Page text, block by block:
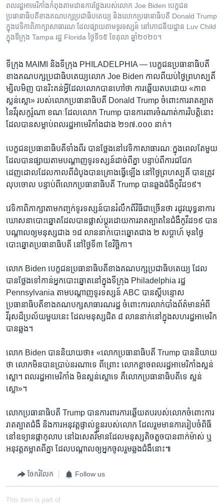
ទៅ​
កាន់​
ទំព័រ​
រក
ភាសា
ពលរដ្ឋអាមេរិកាំងកំពុងតាមដានការថ្លែងរបស់លោក Joe Biden បេក្ខជន
ប្រធានាធិបតីខាងគណបក្សប្រជាធិបតេយ្យ និងលោកប្រធានាធិបតី Donald Trump
ក្នុងវេទិកាពិភាក្សាសាធារណៈដែលផ្សាយតាមទូរទស្សន៍ នៅភោជនីយដ្ឋាន Luv Child
ក្នុងទីក្រុង Tampa រដ្ឋ Florida ថ្ងៃទី១៥ ខែតុលា ឆ្នាំ២០២០។
ទីក្រុង MAIMI និងទីក្រុង PHILADELPHIA — បេក្ខជន​ប្រធានាធិបតី​
ខាង​គណបក្ស​ប្រជាធិបតេយ្យ​លោក ​Joe Biden​ កាលពី​យប់​ថ្ងៃ​ព្រហស្បតិ៍​
ម្សិលមិញ​ បាន​រិះគន់​អ្វី​ដែល​លោក​បាន​ហៅ​ថា ការឆ្លើយតប​ដោយ​ «ភាព​
ស្លន់ស្លោ» របស់​លោក​ប្រធានាធិបតី Donald Trump ចំពោះ​ការរាតត្បាត​
នៃ​វីរុស​កូរ៉ូណា ខណៈដែល​លោក Trump ​បាន​ការពារ​ចំណាត់ការ​វិបត្តិនោះ ​
ដែល​បាន​សម្លាប់​ពលរដ្ឋ​អាមេរិកាំង​ជាង​ ២១៧.០០០​ នាក់។
បេក្ខជន​ប្រធានាធិបតី​ទាំង​ពីរ បាន​ថ្លែង​នៅ​វេទិកា​សាធារណៈ​ក្នុង​ពេល​តែ​មួយ
​ដែល​បាន​ផ្សាយ​តាម​បណ្តាញ​ទូរទស្សន៍​ដាច់​ពីគ្នា​ បន្ទាប់ពី​ការជជែក​
ដេញដោល​ដែល​កាលពី​ដំបូងបាន​គ្រោង​ធ្វើ​ឡើង​ នៅ​ថ្ងៃ​ព្រហស្បតិ៍ បាន​ត្រូវ​
លុបចោល​ បន្ទាប់ពី​លោក​ប្រធានាធិបតី Trump បាន​ឆ្លង​ជំងឺ​កូវីដ​១៩។
វេទិកា​ពិភាក្សា​តាម​កញ្ចក់​ទូរទស្សន៍​បាន​រំលឹក​ពី​វិធី​ជាច្រើន​ថា រដូវ​យុទ្ធនាការ​
ឃោសនា​បោះឆ្នោត​ដែលបាន​ផ្លាស់ប្តូរ​ដោយ​ការរាតត្បាត​នៃ​ជំងឺ​កូវីដ១៩ ​បាន​
បណ្តាល​ឲ្យ​មនុស្សជាង ១៨​ លាន​នាក់​បោះឆ្នោតជាង​ ២ សប្តាហ៍​ មុន​ថ្ងៃ​
បោះឆ្នោត​ប្រធានាធិបតី​ នៅ​ថ្ងៃទី៣ ខែ​វិច្ឆិកា។
លោក Biden​ បេក្ខជន​ប្រធានាធិបតី​ខាង​គណបក្ស​ប្រជាធិបតេយ្យ​ ដែល​
បាន​ថ្លែង​ទៅកាន់​អ្នក​បោះឆ្នោត​នៅ​ក្នុង​ទីក្រុង Philadelphia រដ្ឋ
Pennsylvania តាម​បណ្តាញ​ទូរទស្សន៍ ABC បាន​ស្តី​បន្ទោស​
ប្រធានាធិបតី​ខាង​គណបក្ស​សាធារណរដ្ឋ​ ចំពោះ​ការលាក់បាំង​ព័ត៌មានអំពី
វីរុសដ៏ប្រល័យមួយនេះ ​ដែលមនុស្ស​ជិត ​៨ លាន​នាក់​នៅ​ក្នុង​សហរដ្ឋ​អាមេរិក​
បាន​ឆ្លង។
លោក Biden បាន​និយាយ​ថា៖ «លោក​ប្រធានាធិបតី Trump​ បាន​និយាយ​
ថា ​លោក​មិន​បាន​ប្រាប់​នរណា​ទេ ពីព្រោះ​ លោក​ខ្លាច​ពលរដ្ឋ​អាមេរិកាំង​ស្លន់
ស្លោ។ ពលរដ្ឋ​អាមេរិកាំង មិន​ស្លន់ស្លោ​ទេ ​គឺ​លោក​ប្រធានាធិបតី​ទេ​ ស្លន់
ស្លោ»។
លោក​ប្រធានាធិបតី Trump បាន​ការពារ​ការឆ្លើយ​តប​របស់​លោក​ចំពោះ​ការ
រាតត្បាត​ជំងឺ ​និង​ការអនុវត្ត​ផ្ទាល់​ខ្លួន​របស់​លោក ដែលរួមមាន​ការរៀបចំ​ពិធី​
នៅ​ឧទ្យាន​ផ្កាកុលាប​ នៅឯ​សេតវិមានដែល​មនុស្ស​តិចតួច​បាន​ពាក់​ម៉ាស់ ឬ​
អនុវត្ត​គម្លាត​ពីគ្នា​ ដែល​បណ្តាល​ឲ្យ​អ្នក​ចូលរួម​ឆ្លង​ជំងឺ​នោះ៕
ចែករំលែក Follow us
This item is part of